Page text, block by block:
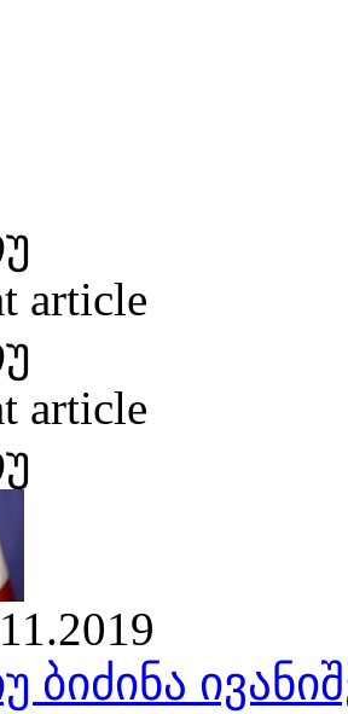
article
article
ბიძინა